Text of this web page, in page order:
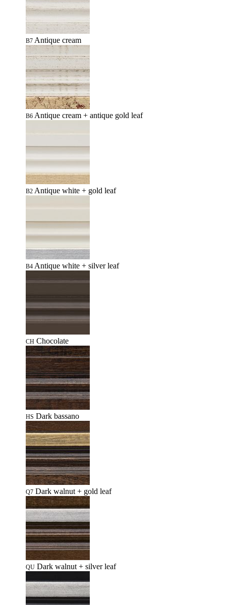
B7 Antique cream
B6 Antique cream + antique gold leaf
B2 Antique white + gold leaf
B4 Antique white + silver leaf
CH Chocolate
HS Dark bassano
Q7 Dark walnut + gold leaf
QU Dark walnut + silver leaf